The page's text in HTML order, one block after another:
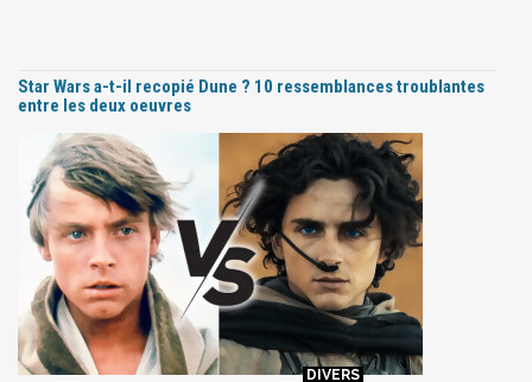
Star Wars a-t-il recopié Dune ? 10 ressemblances troublantes
entre les deux oeuvres